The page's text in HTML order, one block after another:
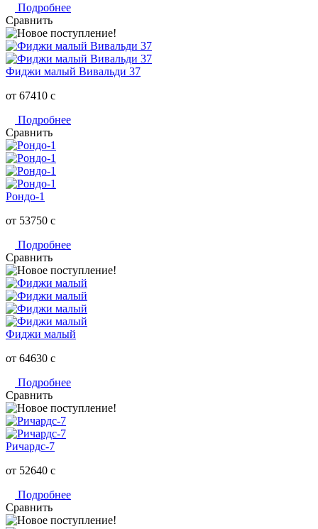
Подробнее
Сравнить
Фиджи малый Вивальди 37
от 67410 c
Подробнее
Сравнить
Рондо-1
от 53750 c
Подробнее
Сравнить
Фиджи малый
от 64630 c
Подробнее
Сравнить
Ричардс-7
от 52640 c
Подробнее
Сравнить